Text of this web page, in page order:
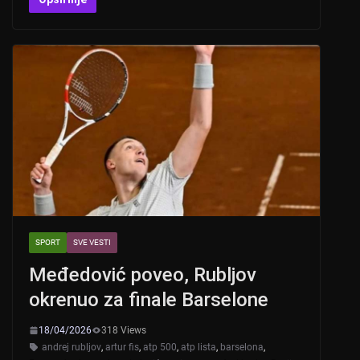
at
A
p
p
er
b
o
k
SPORT SVE VESTI
Međedović poveo, Rubljov
okrenuo za finale Barselone
18/04/2026
318 Views
andrej rubljov, artur fis, atp 500, atp lista, barselona,